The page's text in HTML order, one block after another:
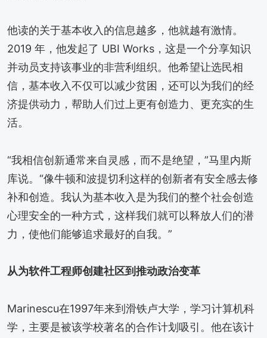
他读的关于基本收入的信息越多，他就越有激情。
2019 年，他发起了 UBI Works，这是一个分享知识
并动员支持该事业的非营利组织。他希望让选民相
信，基本收入不仅可以减少贫困，还可以为我们的经
济提供动力，帮助人们过上更有创造力、更充实的生
活。
“我相信创新通常来自灵感，而不是绝望，”马里内斯
库说。“像牛顿和波提切利这样的创新者有安全感去修
补和创造。我认为基本收入是为我们的整个社会创造
心理安全的一种方式，这样我们就可以释放人们的潜
力，使他们能够追求最好的自我。”
从为软件工程师创建社区到推动政治变革
Marinescu在1997年来到滑铁卢大学，学习计算机科
学，主要是被该学校著名的合作计划吸引。他在该计